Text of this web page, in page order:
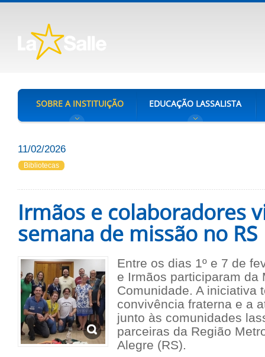
SOBRE A INSTITUIÇÃO EDUCAÇÃO LASSALISTA
11/02/2026
Bibliotecas
Irmãos e colaboradores
semana de missão no RS
Entre os dias 1º e 7 de
e Irmãos participaram da
Comunidade. A iniciativa
convivência fraterna e a
junto às comunidades
parceiras da Região
Alegre (RS).